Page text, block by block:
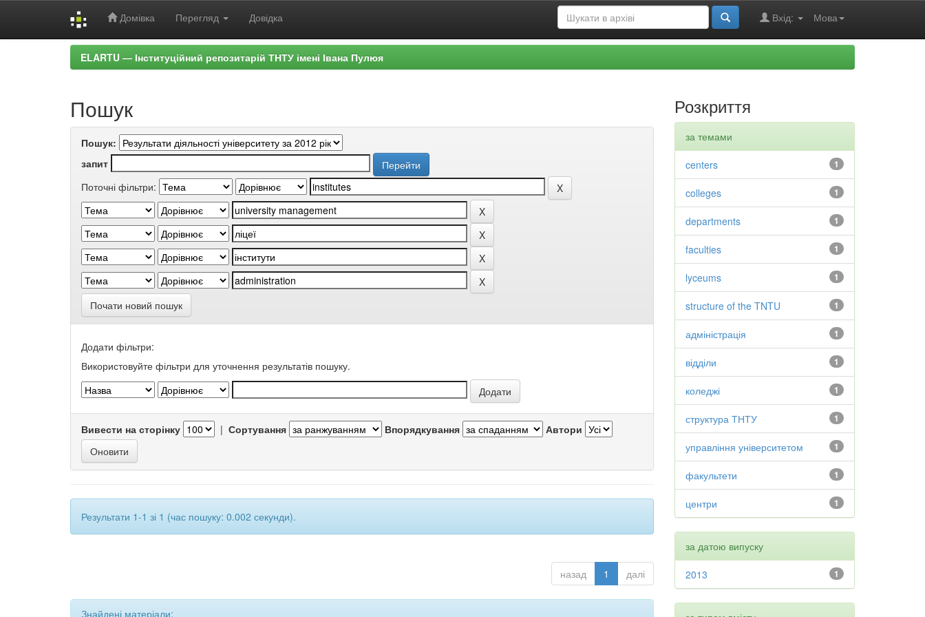
Домівка Перегляд Довідка Мова
Вхід:
ELARTU — Інституційний репозитарій ТНТУ імені Івана Пулюя
Пошук
Пошук:
запит
Поточні фільтри:
Почати новий пошук
Додати фільтри:
Використовуйте фільтри для уточнення результатів пошуку.
Вивести на сторінку | Сортування Впорядкування Автори
Результати 1-1 зі 1 (час пошуку: 0.002 секунди).
назад 1 далі
Знайдені матеріали:
Розкриття
за темами
1
centers
1
colleges
1
departments
1
faculties
1
lyceums
1
structure of the TNTU
1
адміністрація
1
відділи
1
коледжі
1
структура ТНТУ
1
управління університетом
1
факультети
1
центри
за датою випуску
1
2013